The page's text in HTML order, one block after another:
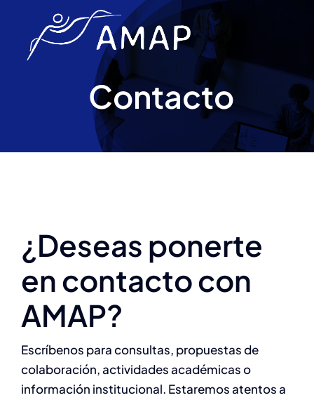
content
Contacto
¿Deseas ponerte
en contacto con
AMAP?
Escríbenos para consultas, propuestas de
colaboración, actividades académicas o
información institucional. Estaremos atentos a